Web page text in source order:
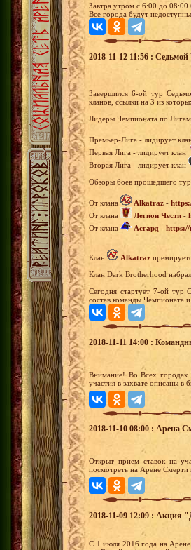
Завтра утром с 6:00 до 08:00
Все города будут
2018-11-12 11:56 :
Завершился 6-ой тур
кланов, ссылки на 3 из
Лидеры Чемпионата по
Премьер-Лига - лидирует
Первая Лига - лидирует клан
Вторая Лига - лидирует клан
Обзоры боев прошедшего
От клана Alkatraz -
От клана
Легион Чести -
От клана
Асгард - https://
Клан Alkatraz
Клан Dark Brotherhood
Сегодня стартует 7-ой тур
состав команды Чемпионата
2018-11-11 14:00 :
Внимание! Во Всех городах
участия в захвате описаны в
2018-11-10 08:00 : Арена
Открыт прием ставок на
посмотреть на Арене Смерти
2018-11-09 12:09 : Акция
С 1 июля 2016 года на Арене